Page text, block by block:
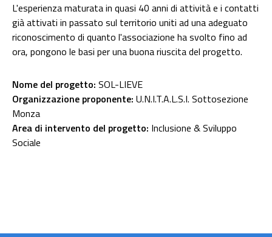
L'esperienza maturata in quasi 40 anni di attività e i contatti
già attivati in passato sul territorio uniti ad una adeguato
riconoscimento di quanto l'associazione ha svolto fino ad
ora, pongono le basi per una buona riuscita del progetto.
Nome del progetto: SOL-LIEVE
Organizzazione proponente: U.N.I.T.A.L.S.I. Sottosezione
Monza
Area di intervento del progetto: Inclusione & Sviluppo
Sociale